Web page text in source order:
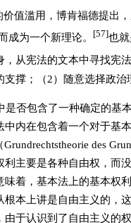
值滥用，博肯福德提出
成为一个新理论。 [57]也
从宪法的文本中寻找宪
支撑；（2）随意选择政治
是否包含了一种确定的基
内在包含着一个对于基
Grundrechtstheorie des
主要是各种自由权，而
着，基本法上的基本权
本上讲是自由主义的，
于认识到了自由主义的